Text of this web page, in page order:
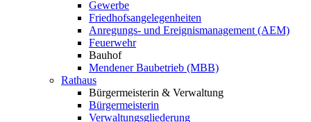
Gewerbe
Friedhofsangelegenheiten
Anregungs- und Ereignismanagement (AEM)
Feuerwehr
Bauhof
Mendener Baubetrieb (MBB)
Rathaus
Bürgermeisterin & Verwaltung
Bürgermeisterin
Verwaltungsgliederung